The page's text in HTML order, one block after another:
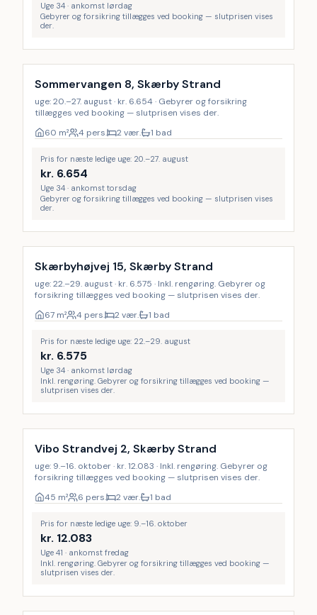
Uge 34 · ankomst lørdag
Gebyrer og forsikring tillægges ved booking — slutprisen vises
der.
Sommervangen 8, Skærby Strand
uge: 20.–27. august · kr. 6.654 · Gebyrer og forsikring
tillægges ved booking — slutprisen vises der.
60 m² 4 pers. 2 vær. 1 bad
Pris for næste ledige uge: 20.–27. august
kr. 6.654
Uge 34 · ankomst torsdag
Gebyrer og forsikring tillægges ved booking — slutprisen vises
der.
Inkl. rengøring
Skærbyhøjvej 15, Skærby Strand
uge: 22.–29. august · kr. 6.575 · Inkl. rengøring. Gebyrer og
forsikring tillægges ved booking — slutprisen vises der.
67 m² 4 pers. 2 vær. 1 bad
Pris for næste ledige uge: 22.–29. august
kr. 6.575
Uge 34 · ankomst lørdag
Inkl. rengøring. Gebyrer og forsikring tillægges ved booking —
slutprisen vises der.
Inkl. rengøring
Vibo Strandvej 2, Skærby Strand
uge: 9.–16. oktober · kr. 12.083 · Inkl. rengøring. Gebyrer og
forsikring tillægges ved booking — slutprisen vises der.
45 m² 6 pers. 2 vær. 1 bad
Pris for næste ledige uge: 9.–16. oktober
kr. 12.083
Uge 41 · ankomst fredag
Inkl. rengøring. Gebyrer og forsikring tillægges ved booking —
slutprisen vises der.
Inkl. rengøring